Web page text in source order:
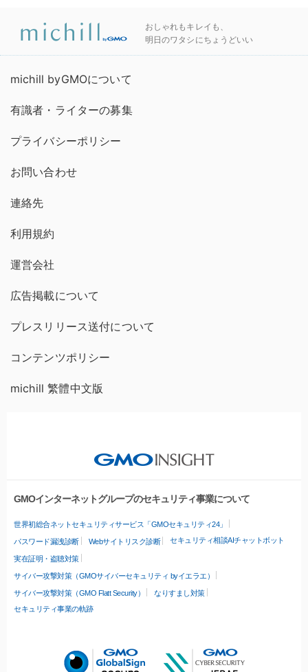
おしゃれもキレイも、
明日のワタシにちょうどいい
michill byGMOについて
有識者・ライターの募集
プライバシーポリシー
お問い合わせ
連絡先
利用規約
運営会社
広告掲載について
プレスリリース送付について
コンテンツポリシー
michill 繁體中文版
GMOインターネットグループのセキュリティ事業について
世界初総合ネットセキュリティサービス「GMOセキュリティ24」
パスワード漏洩診断 Webサイトリスク診断 セキュリティ相談AIチャットボット
実在証明・盗聴対策
サイバー攻撃対策（GMOサイバーセキュリティ byイエラエ）
サイバー攻撃対策（GMO Flatt Security）
なりすまし対策
セキュリティ事業の軌跡